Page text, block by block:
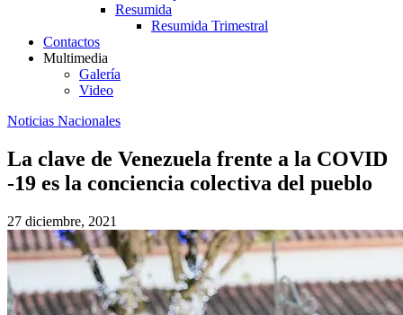
Resumida
Resumida Trimestral
Contactos
Multimedia
Galería
Video
Noticias Nacionales
La clave de Venezuela frente a la COVID
-19 es la conciencia colectiva del pueblo
27 diciembre, 2021